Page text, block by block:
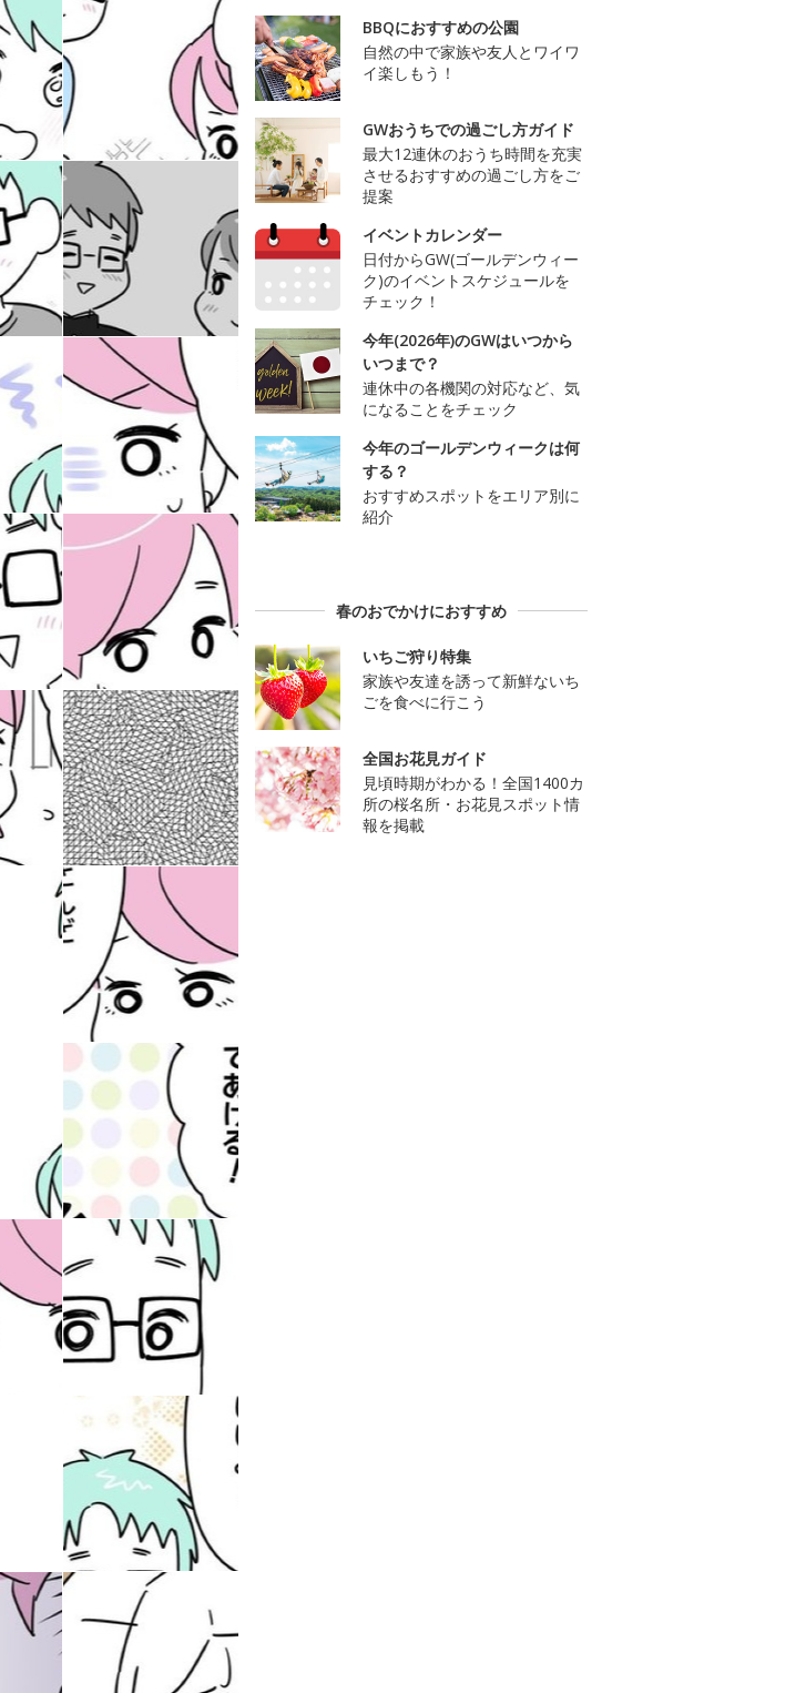
BBQにおすすめの公園
自然の中で家族や友人とワイワ
イ楽しもう！
GWおうちでの過ごし方ガイド
最大12連休のおうち時間を充実
させるおすすめの過ごし方をご
提案
イベントカレンダー
日付からGW(ゴールデンウィー
ク)のイベントスケジュールを
チェック！
今年(2026年)のGWはいつから
いつまで？
連休中の各機関の対応など、気
になることをチェック
今年のゴールデンウィークは何
する？
おすすめスポットをエリア別に
紹介
春のおでかけにおすすめ
いちご狩り特集
家族や友達を誘って新鮮ないち
ごを食べに行こう
全国お花見ガイド
見頃時期がわかる！全国1400カ
所の桜名所・お花見スポット情
報を掲載